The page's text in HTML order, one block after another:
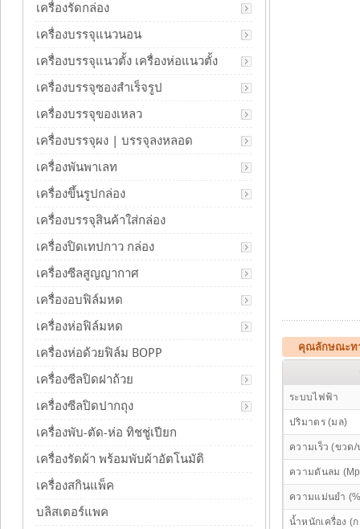
คุณลักษณะทา
ระบบไฟฟ้า
ปริมาตร (มล)
ความเร็ว (ขวด
ความดันลม
ความแม่นยำ
น้ำหนักเครื่อง (
เครื่องรัดกล่อง
เครื่องบรรจุแนวนอน
เครื่องบรรจุแนวตั้ง เครื่องห่อแนวตั้ง
เครื่องบรรจุซองสำเร็จรูป
เครื่องบรรจุของเหลว
เครื่องบรรจุผง | บรรจุลงหลอด
เครื่องพันพาเลท
เครื่องขึ้นรูปกล่อง
เครื่องบรรจุสินค้าใส่กล่อง
เครื่องปิดเทปกาว กล่อง
เครื่องซีลสูญญากาศ
เครื่องอบฟิล์มหด
เครื่องห่อฟิล์มหด
เครื่องห่อด้วยฟิล์ม BOPP
เครื่องซีลปิดฝาถ้วย
เครื่องซีลปิดปากถุง
เครื่องพับ-ตัด-ห่อ ทิชชู่เปียก
เครื่องรัดผ้า พร้อมพับผ้าอัตโนมัติ
เครื่องสกินแพ็ค
บลิสเตอร์แพค